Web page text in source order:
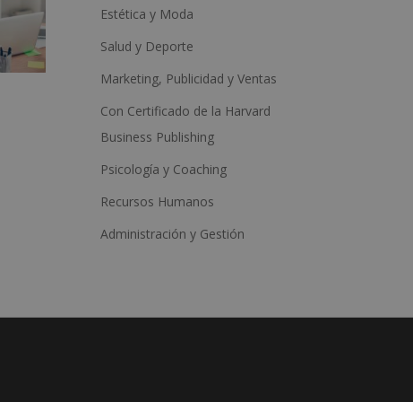
Estética y Moda
Salud y Deporte
Marketing, Publicidad y Ventas
Con Certificado de la Harvard
Business Publishing
Psicología y Coaching
Recursos Humanos
Administración y Gestión